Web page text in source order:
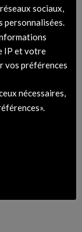
sociaux,
personnalisées.
IP et votre
vos préférences
nécessaires,